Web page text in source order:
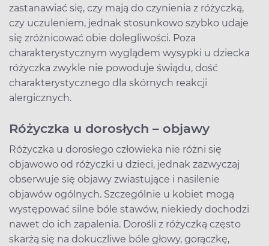
zastanawiać się, czy mają do czynienia z różyczką,
czy uczuleniem, jednak stosunkowo szybko udaje
się zróżnicować obie dolegliwości. Poza
charakterystycznym wyglądem wysypki u dziecka
różyczka zwykle nie powoduje świądu, dość
charakterystycznego dla skórnych reakcji
alergicznych.
Różyczka u dorosłych – objawy
Różyczka u dorosłego człowieka nie różni się
objawowo od różyczki u dzieci, jednak zazwyczaj
obserwuje się objawy zwiastujące i nasilenie
objawów ogólnych. Szczególnie u kobiet mogą
występować silne bóle stawów, niekiedy dochodzi
nawet do ich zapalenia. Dorośli z różyczką często
skarżą się na dokuczliwe bóle głowy, gorączkę,